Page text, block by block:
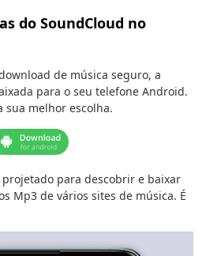
do SoundCloud no
de música seguro, a
para o seu telefone Android.
sua melhor escolha.
projetado para descobrir e baixar
Mp3 de vários sites de música. É